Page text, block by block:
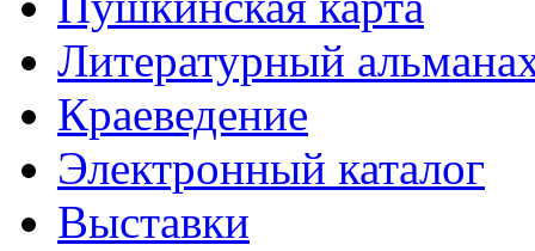
Литературный
Краеведение
Электронный каталог
Выставки